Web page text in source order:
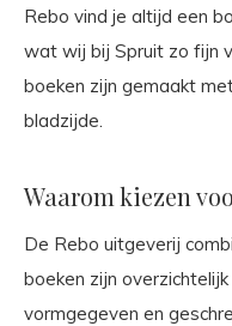
Rebo vind je altijd een
wat wij bij Spruit zo fijn
boeken zijn gemaakt
bladzijde.
Waarom kiezen
De Rebo uitgeverij
boeken zijn
vormgegeven en